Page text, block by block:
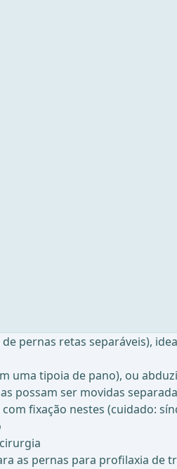
pernas retas separáveis),
uma tipoia de pano), ou
possam ser movidas
fixação nestes (cuidado:
as pernas para profilaxia de